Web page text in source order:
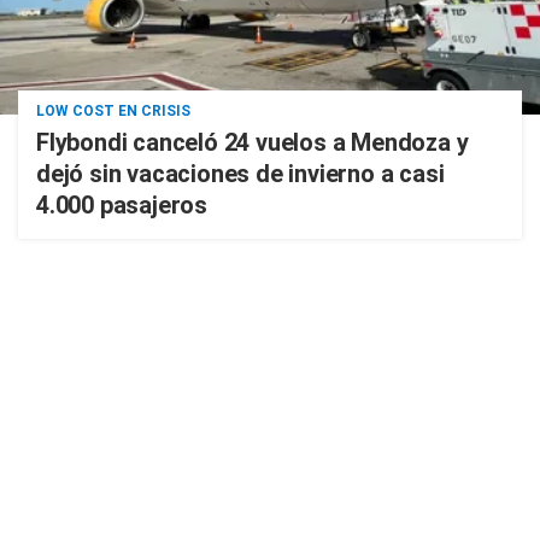
LOW COST EN CRISIS
Flybondi canceló 24 vuelos a Mendoza y
dejó sin vacaciones de invierno a casi
4.000 pasajeros